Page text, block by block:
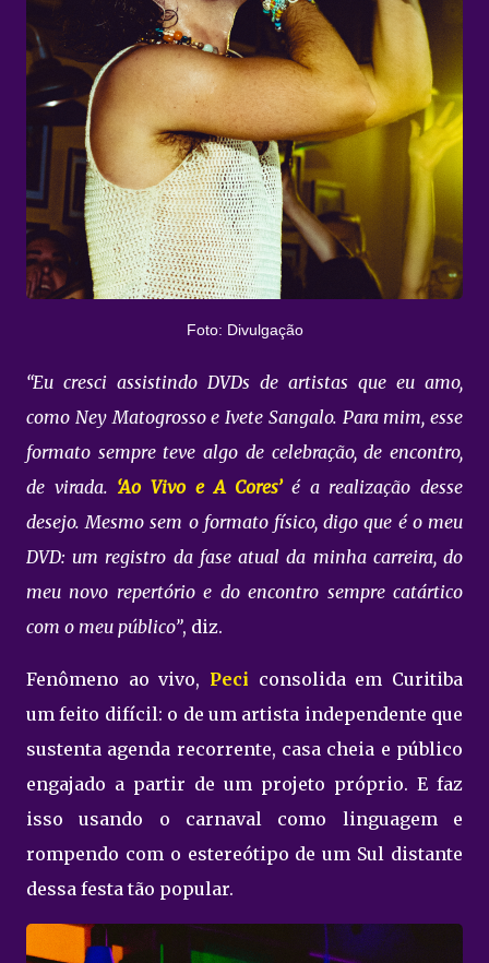
Foto: Divulgação
“Eu cresci assistindo DVDs de artistas que eu amo,
como Ney Matogrosso e Ivete Sangalo. Para mim, esse
formato sempre teve algo de celebração, de encontro,
de virada. ‘Ao Vivo e A Cores’é a realização desse
desejo. Mesmo sem o formato físico, digo que é o meu
DVD: um registro da fase atual da minha carreira, do
meu novo repertório e do encontro sempre catártico
com o meu público”, diz.
Fenômeno ao vivo, Peci consolida em Curitiba
um feito difícil: o de um artista independente que
sustenta agenda recorrente, casa cheia e público
engajado a partir de um projeto próprio. E faz
isso usando o carnaval como linguagem e
rompendo com o estereótipo de um Sul distante
dessa festa tão popular.